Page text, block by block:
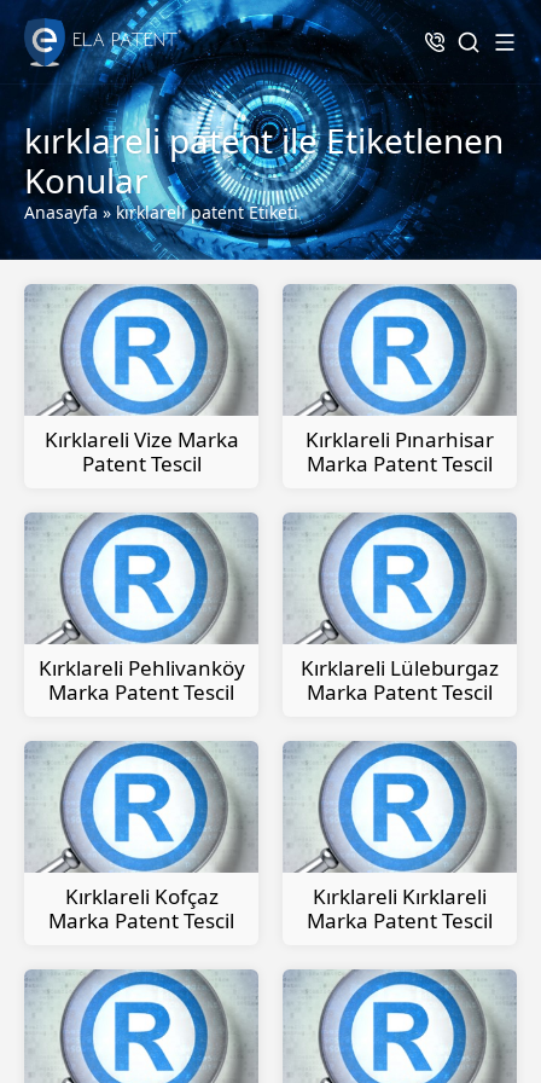
kırklareli patent ile Etiketlenen
Konular
Anasayfa»kırklareli patent Etiketi
Kırklareli Vize Marka
Patent Tescil
Kırklareli Pınarhisar
Marka Patent Tescil
Kırklareli Pehlivanköy
Marka Patent Tescil
Kırklareli Lüleburgaz
Marka Patent Tescil
Kırklareli Kofçaz
Marka Patent Tescil
Kırklareli Kırklareli
Marka Patent Tescil